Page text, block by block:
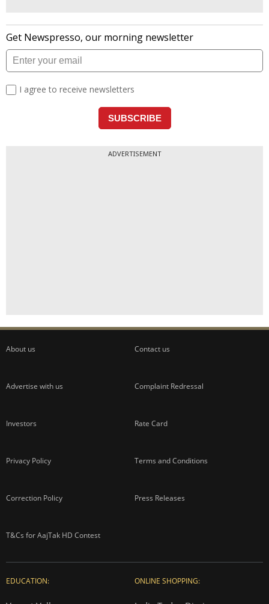
ADVERTISEMENT
About us Contact us
Advertise with us Complaint Redressal
Investors Rate Card
Privacy Policy Terms and Conditions
Correction Policy Press Releases
T&Cs for AajTak HD Contest
EDUCATION: ONLINE SHOPPING: